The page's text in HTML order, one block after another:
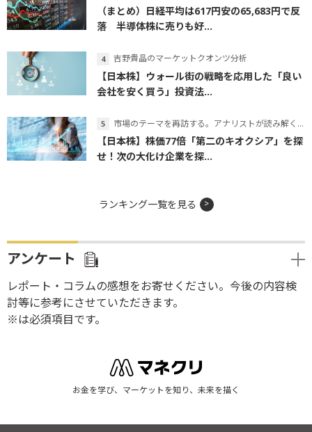
（まとめ）日経平均は617円安の65,683円で反
落 半導体株に売りも好...
吉野貴晶のマーケットクオンツ分析
【日本株】ウォール街の戦略を応用した「良い
会社を安く買う」投資法...
市場のテーマを再訪する。アナリストが読み解くテーマの本質
【日本株】株価77倍「第二のキオクシア」を探
せ！次の大化け企業を探...
ランキング一覧を見る
アンケート
レポート・コラムの感想をお寄せください。今後の内容検
討等に参考にさせていただきます。
※は必須項目です。
お金を学び、マーケットを知り、未来を描く